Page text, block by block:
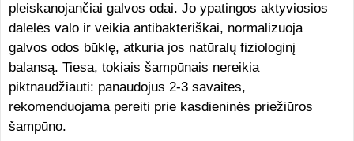
pleiskanojančiai galvos odai. Jo ypatingos aktyviosios
dalelės valo ir veikia antibakteriškai, normalizuoja
galvos odos būklę, atkuria jos natūralų fiziologinį
balansą. Tiesa, tokiais šampūnais nereikia
piktnaudžiauti: panaudojus 2-3 savaites,
rekomenduojama pereiti prie kasdieninės priežiūros
šampūno.